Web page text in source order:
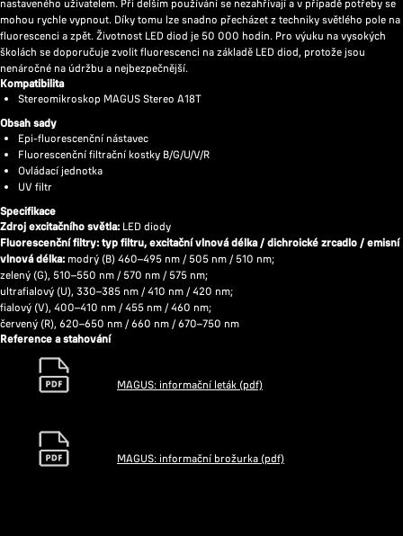
nastaveného uživatelem. Při delším používání se nezahřívají a v případě potřeby se
mohou rychle vypnout. Díky tomu lze snadno přecházet z techniky světlého pole na
fluorescenci a zpět. Životnost LED diod je 50 000 hodin. Pro výuku na vysokých
školách se doporučuje zvolit fluorescenci na základě LED diod, protože jsou
nenáročné na údržbu a nejbezpečnější.
Kompatibilita
Stereomikroskop MAGUS Stereo A18T
Obsah sady
Epi-fluorescenční nástavec
Fluorescenční filtrační kostky B/G/U/V/R
Ovládací jednotka
UV filtr
Specifikace
Zdroj excitačního světla: LED diody
Fluorescenční filtry: typ filtru, excitační vlnová délka / dichroické zrcadlo / emisní
vlnová délka: modrý (B) 460–495 nm / 505 nm / 510 nm;
zelený (G), 510–550 nm / 570 nm / 575 nm;
ultrafialový (U), 330–385 nm / 410 nm / 420 nm;
fialový (V), 400–410 nm / 455 nm / 460 nm;
červený (R), 620–650 nm / 660 nm / 670–750 nm
Reference a stahování
MAGUS: informační leták (pdf)
MAGUS: informační brožurka (pdf)